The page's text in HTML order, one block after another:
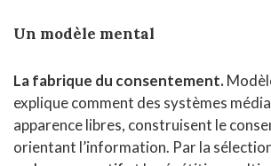
Un modèle mental
La fabrique du consentement.
explique comment des systèmes
apparence libres, construisent le
orientant l’information. Par la